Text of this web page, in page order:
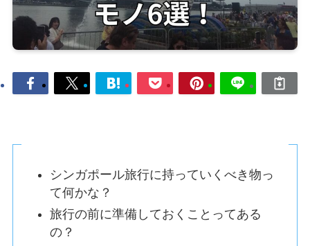
シンガポール旅行に持っていくべき物っ
て何かな？
旅行の前に準備しておくことってある
の？